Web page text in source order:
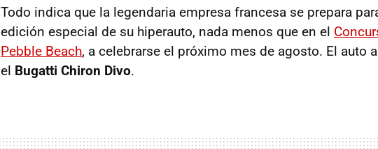
Todo indica que la legendaria empresa francesa se prepara
edición especial de su hiperauto, nada menos que en el
Pebble Beach, a celebrarse el próximo mes de agosto. El auto
el Bugatti Chiron Divo.